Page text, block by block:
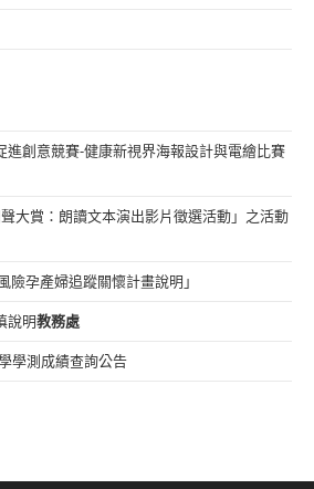
進創意競賽-健康新視界海報設計與電繪比賽
大賞：朗讀文本演出影片徵選活動」之活動
險孕產婦追蹤關懷計畫說明」
說明教務處
學測成績查詢公告